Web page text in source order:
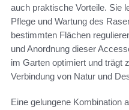
auch praktische Vorteile. Sie
Pflege und Wartung des
bestimmten Flächen
und Anordnung dieser
im Garten optimiert und trägt
Verbindung von Natur und
Eine gelungene Kombination